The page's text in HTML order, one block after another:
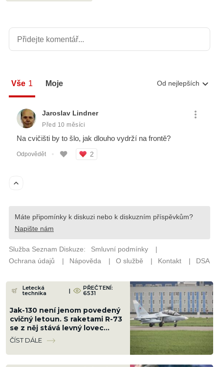
Letecká
technika | PŘEČTENÍ:
6531
Jak-130 není jenom povedený
cvičný letoun. S raketami R-73
se z něj stává levný lovec
dronů, který vydrží ve
vzduchu hodiny
ČÍST DÁLE